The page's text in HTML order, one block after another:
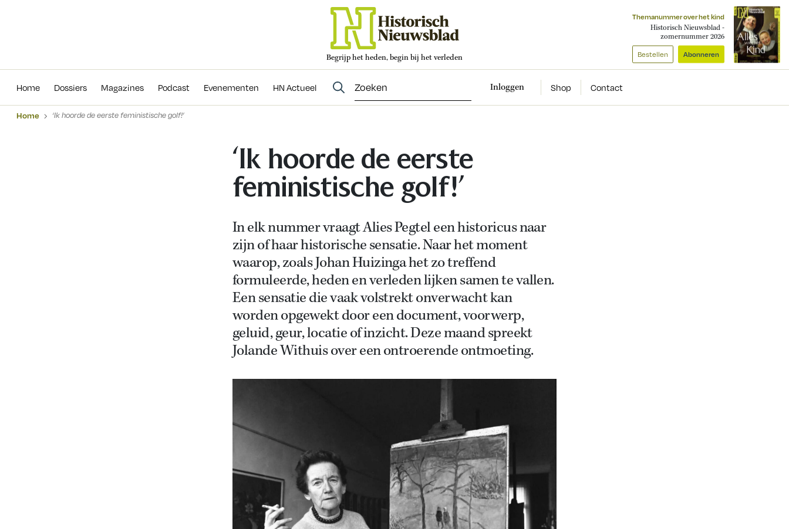
Begrijp het heden, begin bij het verleden
Themanummer over het kind
Historisch Nieuwsblad -
zomernummer 2026
Bestellen Abonneren
Home Dossiers Magazines Podcast Evenementen HN Actueel Inloggen Shop Contact
Evenementen
Home ‘Ik hoorde de eerste feministische golf!’
‘Ik hoorde de eerste
feministische golf!’
In elk nummer vraagt Alies Pegtel een historicus naar
zijn of haar historische sensatie. Naar het moment
waarop, zoals Johan Huizinga het zo treffend
formuleerde, heden en verleden lijken samen te vallen.
Een sensatie die vaak volstrekt onverwacht kan
worden opgewekt door een document, voorwerp,
geluid, geur, locatie of inzicht. Deze maand spreekt
Jolande Withuis over een ontroerende ontmoeting.